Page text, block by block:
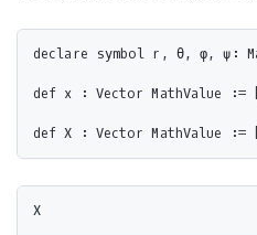
declare symbol r, θ, φ, ψ:
def x : Vector MathValue